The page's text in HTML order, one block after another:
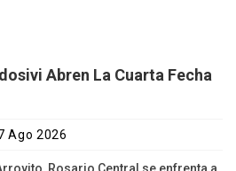
Abren La Cuarta Fecha
Ago 2026